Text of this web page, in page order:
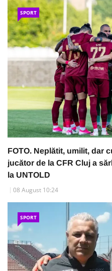
SPORT
FOTO. Neplătit, umilit, dar
jucător de la CFR Cluj a
la UNTOLD
08 August 10:24
SPORT